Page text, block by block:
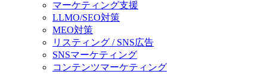
マーケティング支援
LLMO/SEO対策
MEO対策
リスティング / SNS広告
SNSマーケティング
コンテンツマーケティング